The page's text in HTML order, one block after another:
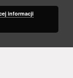
informacji